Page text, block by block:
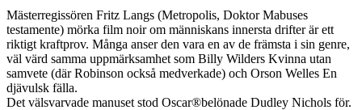
Mästerregissören Fritz Langs (Metropolis, Doktor Mabuses
testamente) mörka film noir om människans innersta drifter är ett
riktigt kraftprov. Många anser den vara en av de främsta i sin genre,
väl värd samma uppmärksamhet som Billy Wilders Kvinna utan
samvete (där Robinson också medverkade) och Orson Welles En
djävulsk fälla.
Det välsvarvade manuset stod Oscar®belönade Dudley Nichols för.